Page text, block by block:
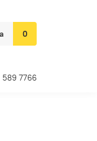
0
589 7766